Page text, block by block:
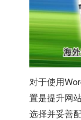
对于使用
置是提升网
选择并妥善